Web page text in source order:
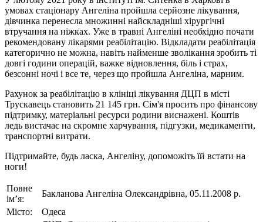
умовах стаціонару Ангеліна пройшла серйозне лікування,
дівчинка перенесла множинні найскладніші хірургічні
втручання на ніжках. Уже в травні Ангеліні необхідно почати
рекомендовану лікарями реабілітацію. Відкладати реабілітація
категорично не можна, навіть найменше зволікання зробить ті
довгі години операцій, важке відновлення, біль і страх,
безсонні ночі і все те, через що пройшла Ангеліна, марним.
Рахунок за реабілітацію в клініці лікування ДЦП в місті
Трускавець становить 21 145 грн. Сім'я просить про фінансову
підтримку, матеріальні ресурси родини виснажені. Коштів
ледь вистачає на скромне харчування, підгузки, медикаменти,
транспортні витрати.
Підтримайте, будь ласка, Ангеліну, допоможіть їй встати на
ноги!
Повне
ім’я:
Бакланова Ангеліна Олександрівна, 05.11.2008 р.
Місто:
Одеса